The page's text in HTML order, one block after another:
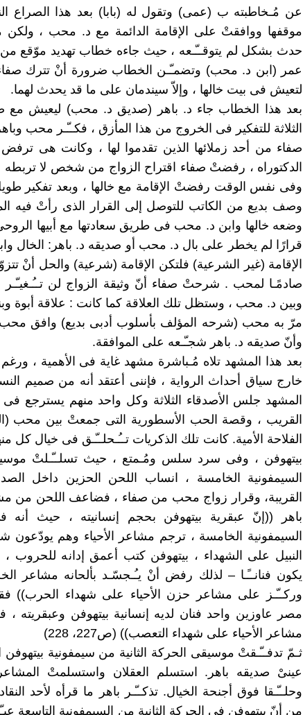
عن مُـخاطبته ب (عمى) وتقول له (بابا) بعد هذا
موقفها ووافقتْ على الإقامة الدائمة مع د. محب ،
حدث بشكل لم يتوقــّـعه ، حيث جاءه خطاب تهديد موّقع
عمر (ابن د. محب) وتضمـّـن الخطاب ضرورة أنْ تترك
لتعيش فى بيت خالها ، وإلاّ سيندمان على ما قد يحدث لهما.
بعد هذا الخطاب جاء د. باهر (صديق د. محب) ليعيش مع
الثلاثة للتفكير فى الخروج من هذا المأزق ، فكــّـر محب
صفاء من أحد زملائها الذين تقدموا لها ، وكانت هى
الدكتوراه ، رفضتْ صفاء اقتراح الزواج من شخص لا تربطه
وفى نفس الوقت رفضتْ الإقامة مع خالها ، وبعد تفكير
وصف بديع من الكاتب للتوصل إلى القرار الذى رأتْ فيه
وضعه خالها وابن د. محب فى طريق سعادتها مع أبيها
قرارًا لم يخطر على بال د. محب أو صديقه د. باهر: الخال
الإقامة (غير الشرعية) فلتكن الإقامة (شرعية) والحل أنْ
صادمًـا لمحب . شرحتْ صفاء أنّ وثيقة الزواج لن تــُـغيـّـر
وبين د. محب ، وستظل تلك العلاقة كما كانت : علاقة أبوة
مرّ به محب (شرحه المؤلف بأسلوب أدبى بديع) وافق محب
وأنّ صديقه د. باهر شجـّـعه على الموافقة.
بعد هذا المشهد تلاه مُـباشرة مشهد غاية فى الأهمية ،
خارج سياق أحداث الرواية ، فإننى أعتقد أنه من صميم
المشهد جلس الأصدقاء الثلاثة وكل واحد منهم يسترجع
القريب ، وقصة الحب الأسطورية التى جمعتْ بين محب
الفلاحة الأمية. كانت تلك الذكريات تــُـحلــّـق فى خيال
بيتهوفن ، وفى سرد سلس ومُـمتع ، حيث تسلــّـلتْ
السيمفونية الخامسة ، انساب اللحن الحزين داخل
القريبة، وقرار زواج محب من صفاء ، فضاعف اللحن من
باهر ((إنّ عبقرية بيتهوفن بحجم إنسانيته ، حيث أنه
السيمفونية الخامسة ، ترجم مشاعر الأحياء وهم يودّعون
النبيل على الشهداء ، بيتهوفن كتب أعمق إدانه للحروب
يكون فنانــًـا – لذلك رفض أنْ يـُـجسّـد بألحانه مشاعر
وركــّـز على مشاعر حزن الأحياء على شهداء الحرب))
مصر عاوزين واحد فنان لديه إنسانية بيتهوفن وعبقريته ،
مشاعر الأحياء على شهداء التعصب)) (ص227، 228)
ثـمّ تدفــّـقتْ موسيقى الحركة الثانية من سيمفونية
عينىْ صديقه باهر. استسلم العقلان واستسلمتْ
وحلــّـقا فوق أجنحة الخيال. تذكــّـر باهر ما قرأه لأحد
من أنّ بيتهوفن فى الحركة الثانية من السيمفونية التاسعة